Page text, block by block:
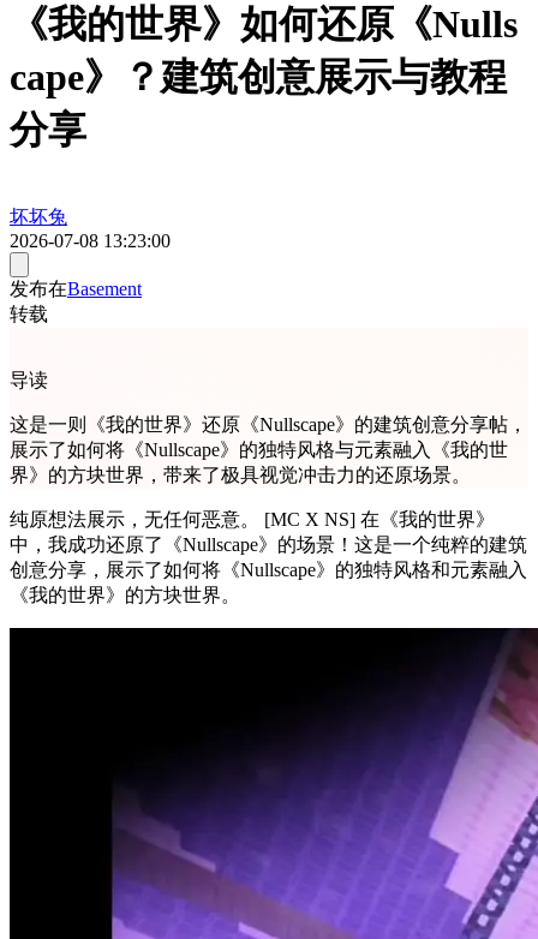
《我的世界》如何还原《Nulls
cape》？建筑创意展示与教程
分享
坏坏兔
2026-07-08 13:23:00
发布在Basement
转载
导读
这是一则《我的世界》还原《Nullscape》的建筑创意分享帖，
展示了如何将《Nullscape》的独特风格与元素融入《我的世
界》的方块世界，带来了极具视觉冲击力的还原场景。
纯原想法展示，无任何恶意。 [MC X NS] 在《我的世界》
中，我成功还原了《Nullscape》的场景！这是一个纯粹的建筑
创意分享，展示了如何将《Nullscape》的独特风格和元素融入
《我的世界》的方块世界。